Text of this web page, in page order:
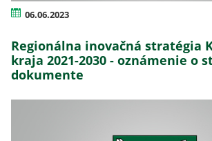
06.06.2023
Regionálna inovačná stratégia
kraja 2021-2030 - oznámenie o
dokumente